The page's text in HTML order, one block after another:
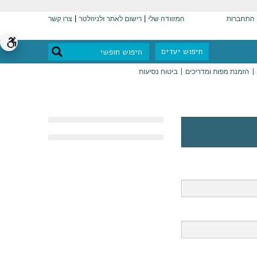
התחברות המזוודה שלי רישום לאתר ולניוזלטר צרו קשר
חיפוש יעדים
הזמנת מפות ומדריכים ביטוח נסיעות